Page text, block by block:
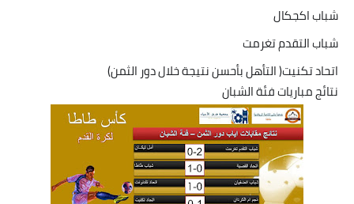
شباب اكجكال
شباب التقدم تغرمت
اتحاد تكنيت( التأهل بأحسن نتيجة خلال دور الثمن)
نتائج مباريات فئة الشبان